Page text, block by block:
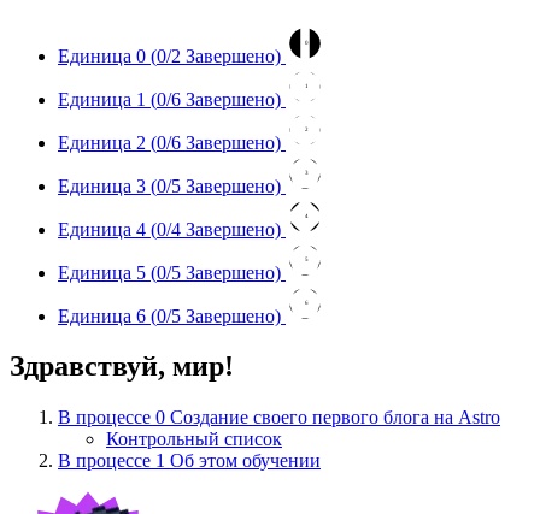
Единица 0 (0/2 Завершено)
0
Единица 1 (0/6 Завершено)
1
Единица 2 (0/6 Завершено)
2
Единица 3 (0/5 Завершено)
3
Единица 4 (0/4 Завершено)
4
Единица 5 (0/5 Завершено)
5
Единица 6 (0/5 Завершено)
6
Здравствуй, мир!
В процессе 0 Создание своего первого блога на Astro
Контрольный список
В процессе 1 Об этом обучении